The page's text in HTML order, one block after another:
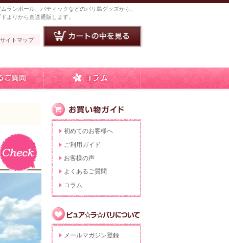
ランボール、バティックなどのバリ島グッズから、
よりから直送通販します。
サイトマップ
初めてのお客様へ
ご利用ガイド
お客様の声
よくあるご質問
コラム
メールマガジン登録